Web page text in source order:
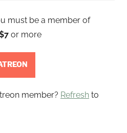
o
u
must be a member of
or more
member? Refresh to